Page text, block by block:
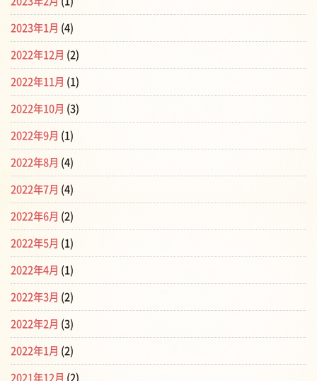
2023年1月 (4)
2022年12月 (2)
2022年11月 (1)
2022年10月 (3)
2022年9月 (1)
2022年8月 (4)
2022年7月 (4)
2022年6月 (2)
2022年5月 (1)
2022年4月 (1)
2022年3月 (2)
2022年2月 (3)
2022年1月 (2)
2021年12月 (2)